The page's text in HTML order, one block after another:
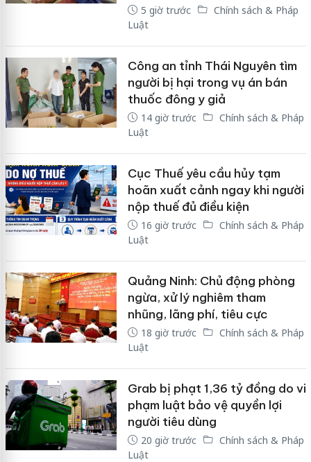
5 giờ trước
Chính sách & Pháp
Luật
Công an tỉnh Thái Nguyên tìm
người bị hại trong vụ án bán
thuốc đông y giả
14 giờ trước
Chính sách & Pháp
Luật
Cục Thuế yêu cầu hủy tạm
hoãn xuất cảnh ngay khi người
nộp thuế đủ điều kiện
16 giờ trước
Chính sách & Pháp
Luật
Quảng Ninh: Chủ động phòng
ngừa, xử lý nghiêm tham
nhũng, lãng phí, tiêu cực
18 giờ trước
Chính sách & Pháp
Luật
Grab bị phạt 1,36 tỷ đồng do vi
phạm luật bảo vệ quyền lợi
người tiêu dùng
20 giờ trước
Chính sách & Pháp
Luật